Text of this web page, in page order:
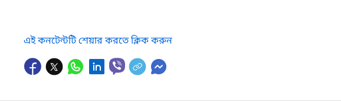
এই কনটেন্টটি শেয়ার করতে ক্লিক করুন